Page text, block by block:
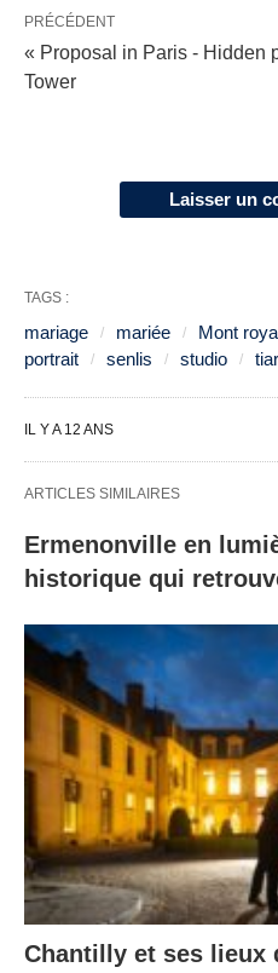
PRÉCÉDENT
« Proposal in Paris - Hidden
Tower
Laisser un
TAGS :
mariage mariée Mont
portrait
senlis studio
IL Y A 12 ANS
ARTICLES SIMILAIRES
Ermenonville en
historique qui
Chantilly et ses lieux